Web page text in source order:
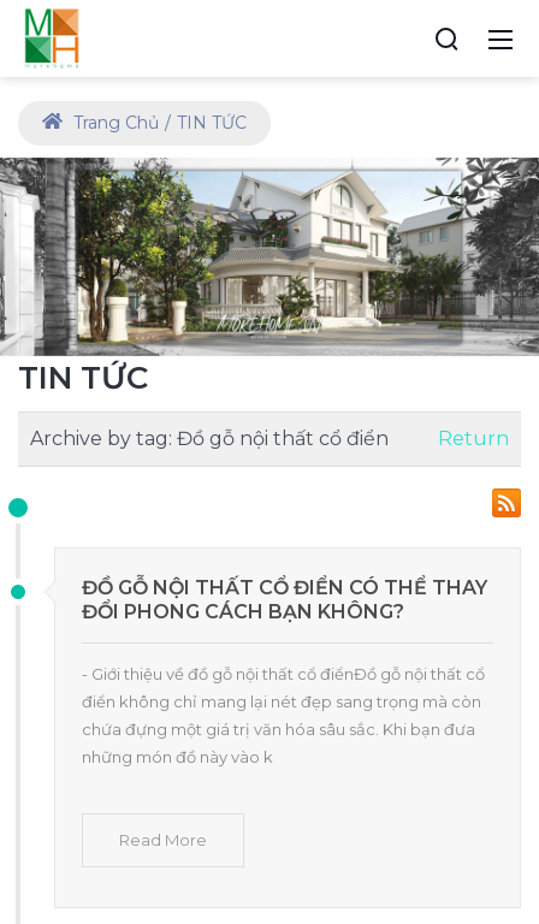
Trang Chủ TIN TỨC
TIN TỨC
Archive by tag: Đồ gỗ nội thất cổ điển Return
ĐỒ GỖ NỘI THẤT CỔ ĐIỂN CÓ THỂ THAY
ĐỔI PHONG CÁCH BẠN KHÔNG?
- Giới thiệu về đồ gỗ nội thất cổ điểnĐồ gỗ nội thất cổ
điển không chỉ mang lại nét đẹp sang trọng mà còn
chứa đựng một giá trị văn hóa sâu sắc. Khi bạn đưa
những món đồ này vào k
Read More